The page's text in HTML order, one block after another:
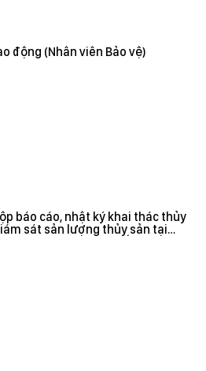
động (Nhân viên Bảo vệ)
báo cáo, nhật ký khai thác thủy
sát sản lượng thủy sản tại